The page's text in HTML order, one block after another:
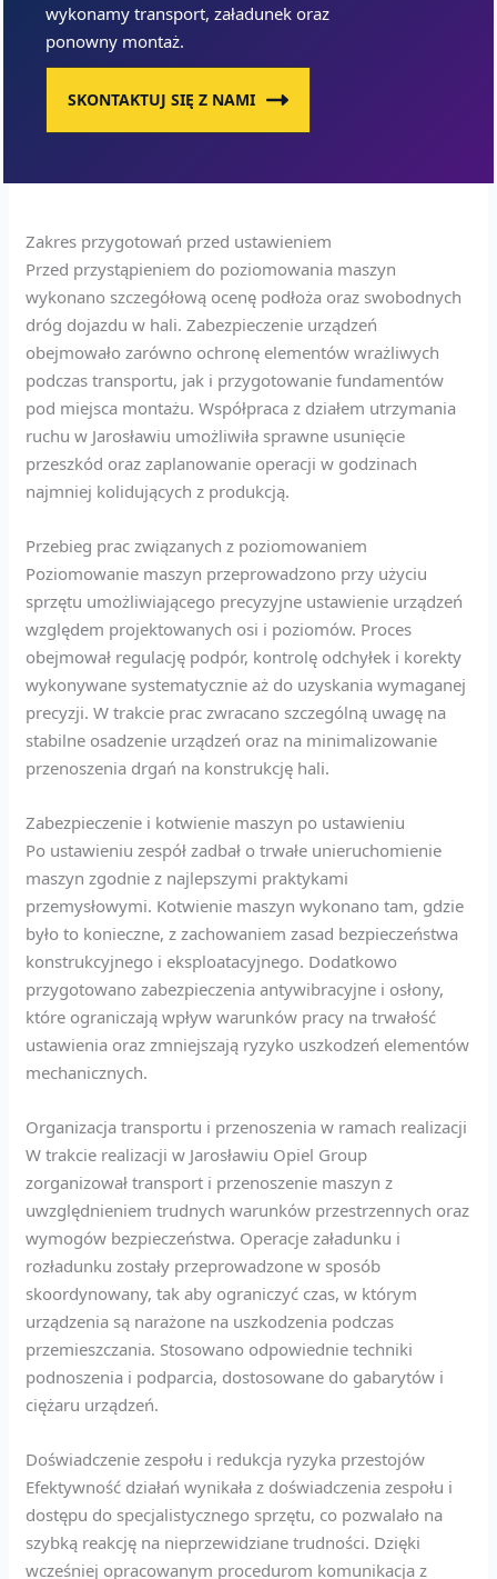
wykonamy transport, załadunek oraz
ponowny montaż.
SKONTAKTUJ SIĘ Z NAMI
Zakres przygotowań przed ustawieniem
Przed przystąpieniem do poziomowania maszyn
wykonano szczegółową ocenę podłoża oraz swobodnych
dróg dojazdu w hali. Zabezpieczenie urządzeń
obejmowało zarówno ochronę elementów wrażliwych
podczas transportu, jak i przygotowanie fundamentów
pod miejsca montażu. Współpraca z działem utrzymania
ruchu w Jarosławiu umożliwiła sprawne usunięcie
przeszkód oraz zaplanowanie operacji w godzinach
najmniej kolidujących z produkcją.
Przebieg prac związanych z poziomowaniem
Poziomowanie maszyn przeprowadzono przy użyciu
sprzętu umożliwiającego precyzyjne ustawienie urządzeń
względem projektowanych osi i poziomów. Proces
obejmował regulację podpór, kontrolę odchyłek i korekty
wykonywane systematycznie aż do uzyskania wymaganej
precyzji. W trakcie prac zwracano szczególną uwagę na
stabilne osadzenie urządzeń oraz na minimalizowanie
przenoszenia drgań na konstrukcję hali.
Zabezpieczenie i kotwienie maszyn po ustawieniu
Po ustawieniu zespół zadbał o trwałe unieruchomienie
maszyn zgodnie z najlepszymi praktykami
przemysłowymi. Kotwienie maszyn wykonano tam, gdzie
było to konieczne, z zachowaniem zasad bezpieczeństwa
konstrukcyjnego i eksploatacyjnego. Dodatkowo
przygotowano zabezpieczenia antywibracyjne i osłony,
które ograniczają wpływ warunków pracy na trwałość
ustawienia oraz zmniejszają ryzyko uszkodzeń elementów
mechanicznych.
Organizacja transportu i przenoszenia w ramach realizacji
W trakcie realizacji w Jarosławiu Opiel Group
zorganizował transport i przenoszenie maszyn z
uwzględnieniem trudnych warunków przestrzennych oraz
wymogów bezpieczeństwa. Operacje załadunku i
rozładunku zostały przeprowadzone w sposób
skoordynowany, tak aby ograniczyć czas, w którym
urządzenia są narażone na uszkodzenia podczas
przemieszczania. Stosowano odpowiednie techniki
podnoszenia i podparcia, dostosowane do gabarytów i
ciężaru urządzeń.
Doświadczenie zespołu i redukcja ryzyka przestojów
Efektywność działań wynikała z doświadczenia zespołu i
dostępu do specjalistycznego sprzętu, co pozwalało na
szybką reakcję na nieprzewidziane trudności. Dzięki
wcześniej opracowanym procedurom komunikacja z